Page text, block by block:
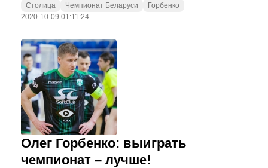
Столица Чемпионат Беларуси
Горбенко
2020-10-09 01:11:24
Олег Горбенко: выиграть
чемпионат – лучше!